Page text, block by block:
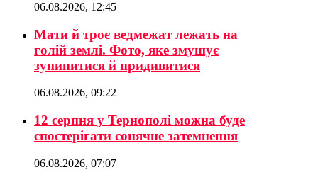
06.08.2026, 12:45
Мати й троє ведмежат лежать на
голій землі. Фото, яке змушує
зупинитися й придивитися
06.08.2026, 09:22
12 серпня у Тернополі можна буде
спостерігати сонячне затемнення
06.08.2026, 07:07